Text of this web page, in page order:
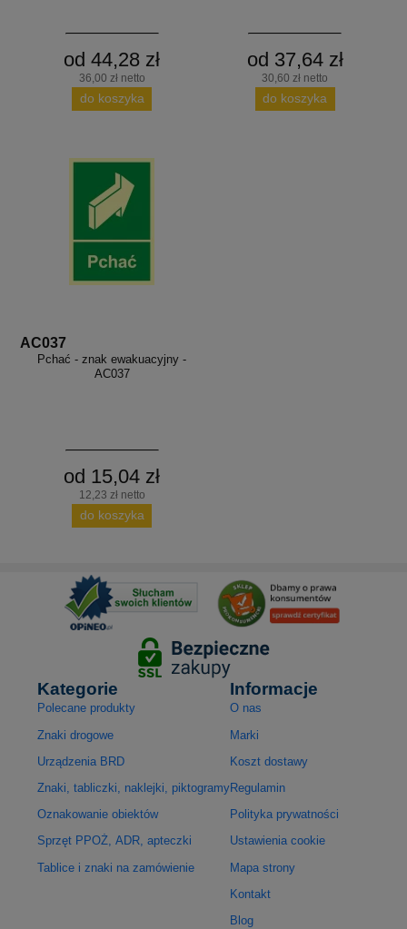
od 44,28 zł
36,00 zł netto
do koszyka
od 37,64 zł
30,60 zł netto
do koszyka
AC037
Pchać - znak ewakuacyjny -
AC037
od 15,04 zł
12,23 zł netto
do koszyka
Kategorie
Polecane produkty
Znaki drogowe
Urządzenia BRD
Znaki, tabliczki, naklejki, piktogramy
Oznakowanie obiektów
Sprzęt PPOŻ, ADR, apteczki
Tablice i znaki na zamówienie
Informacje
O nas
Marki
Koszt dostawy
Regulamin
Polityka prywatności
Ustawienia cookie
Mapa strony
Kontakt
Blog